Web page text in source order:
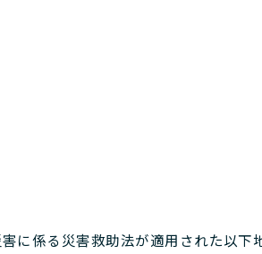
に係る災害救助法が適用された以下